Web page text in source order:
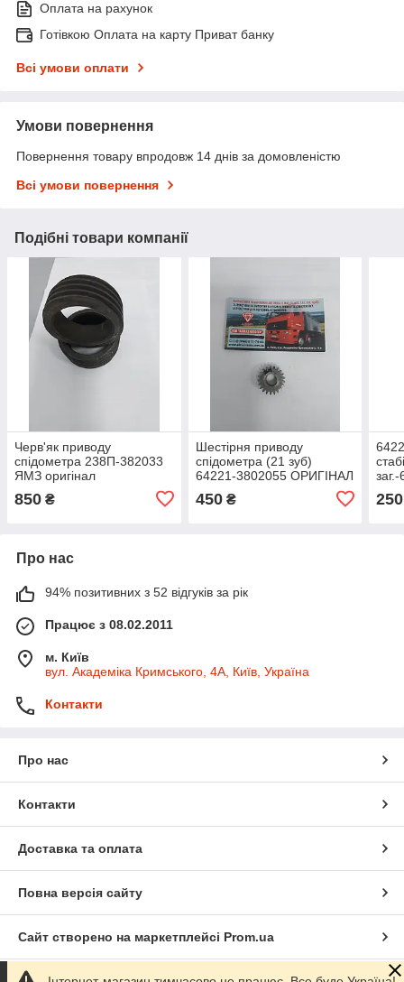
Оплата на рахунок
Готівкою Оплата на карту Приват банку
Всі умови оплати
Умови повернення
Повернення товару впродовж 14 днів за домовленістю
Всі умови повернення
Подібні товари компанії
Черв'як приводу
спідометра 238П-382033
ЯМЗ оригінал
850 ₴
Шестірня приводу
спідометра (21 зуб)
64221-3802055 ОРИГІНАЛ
450₴ 250
Про нас
94% позитивних з 52 відгуків за рік
Працює з 08.02.2011
м. Київ
вул. Академіка Кримського, 4А, Київ, Україна
Контакти
Про нас
Контакти
Доставка та оплата
Повна версія сайту
Сайт створено на маркетплейсі Prom.ua